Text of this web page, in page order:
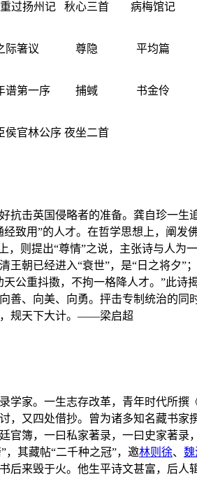
过扬州记 秋心三首 病梅馆记
际箸议 尊隐 平均篇
谱第一序 捕蜮 书金伶
侯官林公序 夜坐二首
抗击英国侵略者的准备。龚自珍一生
致用”的人才。在哲学思想上，阐
则提出“尊情”之说，主张诗与人为一
朝已经进入“衰世”，是“日之将夕
天公重抖擞，不拘一格降人才。”此
、向美、向勇。抨击专制统治的同
，规天下大计。——梁启超
学家。一生志存改革，青年时代所
，又四处借抄。曾为诸多知名藏书
官簿，一曰私家著录，一曰史家著
，其藏帖“二千种之冠”，邀林则徐、 魏
后来毁于火。他生平诗文甚富，后